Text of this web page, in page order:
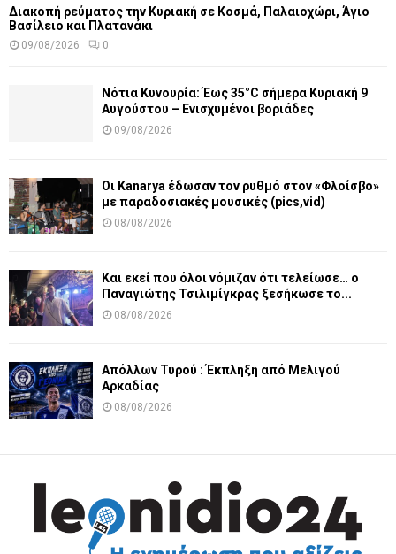
Διακοπή ρεύματος την Κυριακή σε Κοσμά, Παλαιοχώρι, Άγιο
Βασίλειο και Πλατανάκι
09/08/2026 0
Νότια Κυνουρία: Έως 35°C σήμερα Κυριακή 9
Αυγούστου – Ενισχυμένοι βοριάδες
09/08/2026
Οι Kanarya έδωσαν τον ρυθμό στον «Φλοίσβο»
με παραδοσιακές μουσικές (pics,vid)
08/08/2026
Και εκεί που όλοι νόμιζαν ότι τελείωσε… ο
Παναγιώτης Τσιλιμίγκρας ξεσήκωσε το...
08/08/2026
Απόλλων Τυρού : Έκπληξη από Μελιγού
Αρκαδίας
08/08/2026